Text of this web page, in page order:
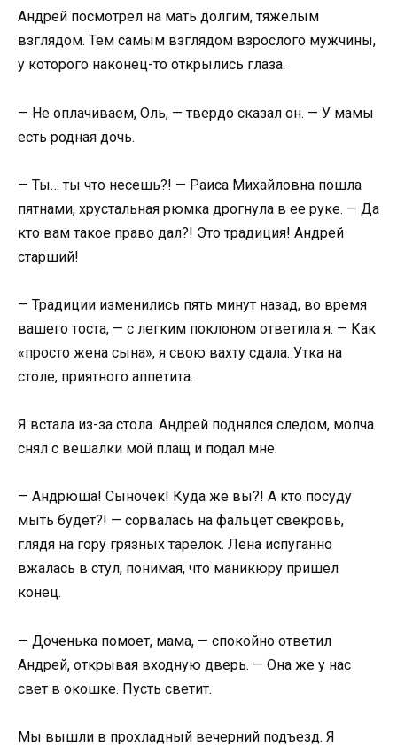
Андрей посмотрел на мать долгим, тяжелым
взглядом. Тем самым взглядом взрослого мужчины,
у которого наконец-то открылись глаза.
— Не оплачиваем, Оль, — твердо сказал он. — У мамы
есть родная дочь.
— Ты… ты что несешь?! — Раиса Михайловна пошла
пятнами, хрустальная рюмка дрогнула в ее руке. — Да
кто вам такое право дал?! Это традиция! Андрей
старший!
— Традиции изменились пять минут назад, во время
вашего тоста, — с легким поклоном ответила я. — Как
«просто жена сына», я свою вахту сдала. Утка на
столе, приятного аппетита.
Я встала из-за стола. Андрей поднялся следом, молча
снял с вешалки мой плащ и подал мне.
— Андрюша! Сыночек! Куда же вы?! А кто посуду
мыть будет?! — сорвалась на фальцет свекровь,
глядя на гору грязных тарелок. Лена испуганно
вжалась в стул, понимая, что маникюру пришел
конец.
— Доченька помоет, мама, — спокойно ответил
Андрей, открывая входную дверь. — Она же у нас
свет в окошке. Пусть светит.
Мы вышли в прохладный вечерний подъезд. Я